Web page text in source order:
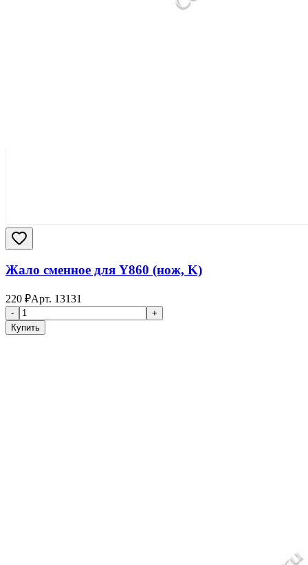
Жало сменное для Y860 (нож, K)
220 ₽Арт. 13131
-
+
Купить